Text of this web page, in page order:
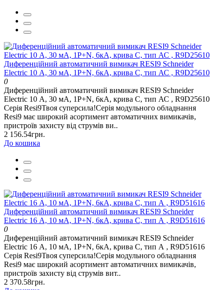
Диференційний автоматичний вимикач RESI9 Schneider
Electric 10 А, 30 мA, 1P+N, 6кA, крива С, тип АС , R9D25610
0
Диференційний автоматичний вимикач RESI9 Schneider
Electric 10 А, 30 мA, 1P+N, 6кA, крива С, тип АС , R9D25610
Серія Resi9Твоя суперсила!Серія модульного обладнання
Resi9 має широкий асортимент автоматичних вимикачів,
пристроїв захисту від струмів ви..
2 156.54грн.
До кошика
Диференційний автоматичний вимикач RESI9 Schneider
Electric 16 А, 10 мA, 1P+N, 6кA, крива С, тип А , R9D51616
0
Диференційний автоматичний вимикач RESI9 Schneider
Electric 16 А, 10 мA, 1P+N, 6кA, крива С, тип А , R9D51616
Серія Resi9Твоя суперсила!Серія модульного обладнання
Resi9 має широкий асортимент автоматичних вимикачів,
пристроїв захисту від струмів вит..
2 370.58грн.